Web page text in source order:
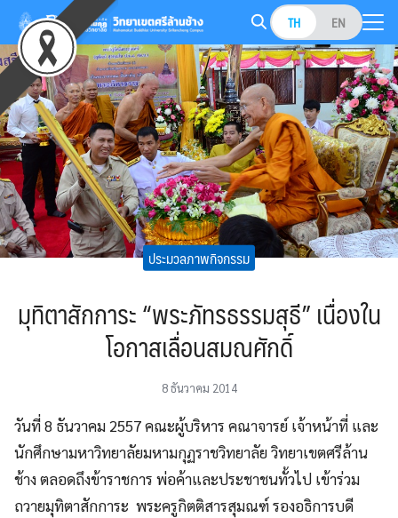
Skip
content
TH EN
Search
for:
ประมวลภาพกิจกรรม
มุทิตาสักการะ “พระภัทรธรรมสุธี” เนื่องใน
โอกาสเลื่อนสมณศักดิ์
8 ธันวาคม 2014
วันที่ 8 ธันวาคม 2557 คณะผู้บริหาร คณาจารย์ เจ้าหน้าที่ และ
นักศึกษามหาวิทยาลัยมหามกุฏราชวิทยาลัย วิทยาเขตศรีล้าน
ช้าง ตลอดถึงข้าราชการ พ่อค้าและประชาชนทั้วไป เข้าร่วม
ถวายมุทิตาสักการะ พระครูกิตติสารสุมณฑ์ รองอธิการบดี